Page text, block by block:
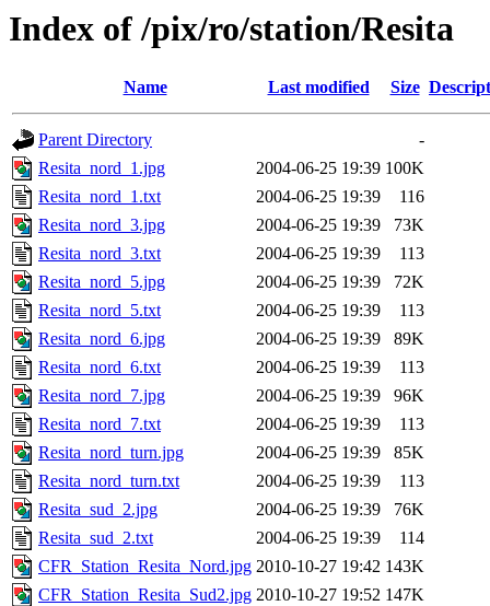
Index of /pix/ro/station/Resita
Name Last modified Size
Parent Directory
-
Resita_nord_1.jpg
2004-06-25 19:39 100K
Resita_nord_1.txt
2004-06-25 19:39
116
Resita_nord_3.jpg
2004-06-25 19:39
73K
Resita_nord_3.txt
2004-06-25 19:39
113
Resita_nord_5.jpg
2004-06-25 19:39
72K
Resita_nord_5.txt
2004-06-25 19:39
113
Resita_nord_6.jpg
2004-06-25 19:39
89K
Resita_nord_6.txt
2004-06-25 19:39
113
Resita_nord_7.jpg
2004-06-25 19:39
96K
Resita_nord_7.txt
2004-06-25 19:39
113
Resita_nord_turn.jpg
2004-06-25 19:39
85K
Resita_nord_turn.txt
2004-06-25 19:39
113
Resita_sud_2.jpg
2004-06-25 19:39
76K
Resita_sud_2.txt
2004-06-25 19:39
114
CFR_Station_Resita_Nord.jpg 2010-10-27 19:42 143K
CFR_Station_Resita_Sud2.jpg 2010-10-27 19:52 147K